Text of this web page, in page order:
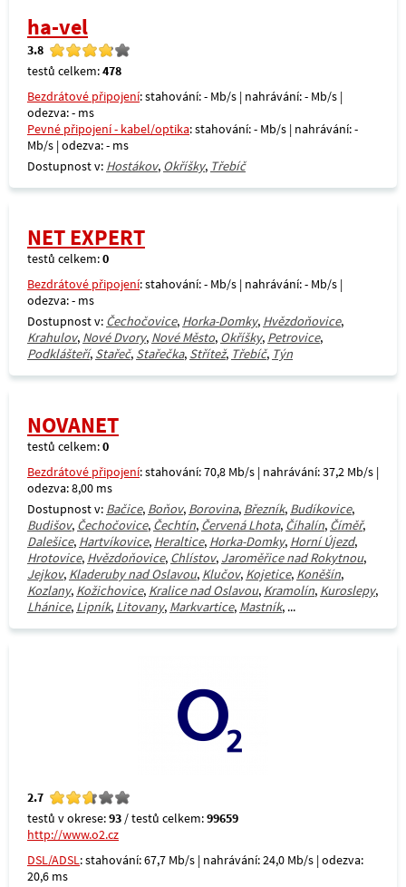
ha-vel
3.8
testů celkem:478
Bezdrátové připojení: stahování: - Mb/s | nahrávání: - Mb/s |
odezva: - ms
Pevné připojení - kabel/optika: stahování: - Mb/s | nahrávání: -
Mb/s | odezva: - ms
Dostupnost v: Hostákov, Okříšky, Třebíč
NET EXPERT
testů celkem:0
Bezdrátové připojení: stahování: - Mb/s | nahrávání: - Mb/s |
odezva: - ms
Dostupnost v: Čechočovice, Horka-Domky, Hvězdoňovice,
Krahulov, Nové Dvory, Nové Město, Okříšky, Petrovice,
Podklášteří, Stařeč, Stařečka, Střítež, Třebíč, Týn
NOVANET
testů celkem:0
Bezdrátové připojení: stahování: 70,8 Mb/s | nahrávání: 37,2 Mb/s |
odezva: 8,00 ms
Dostupnost v: Bačice, Boňov, Borovina, Březník, Budíkovice,
Budišov, Čechočovice, Čechtín, Červená Lhota, Číhalín, Číměř,
Dalešice, Hartvíkovice, Heraltice, Horka-Domky, Horní Újezd,
Hrotovice, Hvězdoňovice, Chlístov, Jaroměřice nad Rokytnou,
Jejkov, Kladeruby nad Oslavou, Klučov, Kojetice, Koněšín,
Kozlany, Kožichovice, Kralice nad Oslavou, Kramolín, Kuroslepy,
Lhánice, Lipník, Litovany, Markvartice, Mastník, ...
2.7
testů v okrese:93 / testů celkem:99659
http://www.o2.cz
DSL/ADSL: stahování: 67,7 Mb/s | nahrávání: 24,0 Mb/s | odezva:
20,6 ms